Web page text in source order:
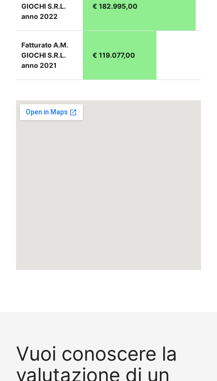
GIOCHI S.R.L.
anno 2022
€ 182.995,00
Fatturato A.M.
GIOCHI S.R.L.
anno 2021
€ 119.077,00
Vuoi conoscere la
valutazione di un